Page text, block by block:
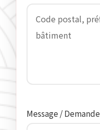
Message / Demande